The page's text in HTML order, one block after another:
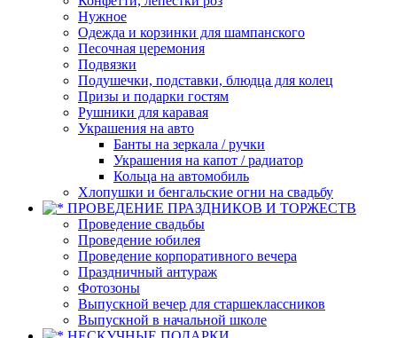
Нужное
Одежда и корзинки для шампанского
Песочная церемония
Подвязки
Подушечки, подставки, блюдца для колец
Призы и подарки гостям
Рушники для каравая
Украшения на авто
Банты на зеркала / ручки
Украшения на капот / радиатор
Кольца на автомобиль
Хлопушки и бенгальские огни на свадьбу
ПРОВЕДЕНИЕ ПРАЗДНИКОВ И ТОРЖЕСТВ
Проведение свадьбы
Проведение юбилея
Проведение корпоративного вечера
Праздничный антураж
Фотозоны
Выпускной вечер для старшеклассников
Выпускной в начальной школе